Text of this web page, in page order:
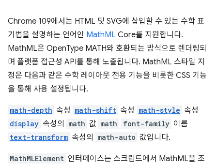
Chrome 109에서는 HTML 및 SVG에 삽입할 수 있는 수학 표
기법을 설명하는 언어인 MathML Core를 지원합니다.
MathML은 OpenType MATH와 호환되는 방식으로 렌더링되
며 플랫폼 접근성 API를 통해 노출됩니다. MathML 스타일 지
정은 다음과 같은 수학 레이아웃 전용 기능을 비롯한 CSS 기능
을 통해 사용 설정됩니다.
math-depth 속성 math-shift 속성 math-style 속성
display 속성의 math 값 math font-family 이름
text-transform 속성의 math-auto 값입니다.
MathMLElement 인터페이스는 스크립트에서 MathML을 조